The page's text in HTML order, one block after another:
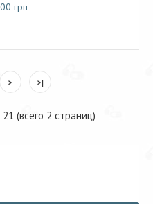
грн
> >|
(всего 2 страниц)